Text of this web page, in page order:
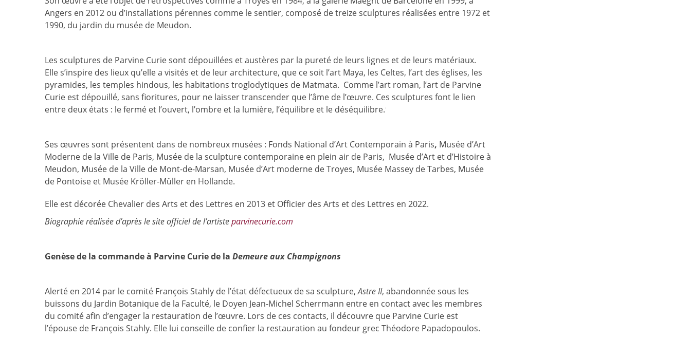
Angers en 2012 ou d’installations pérennes comme le sentier, composé de treize sculptures réalisées entre 1972 et
1990, du jardin du musée de Meudon.
Les sculptures de Parvine Curie sont dépouillées et austères par la pureté de leurs lignes et de leurs matériaux.
Elle s’inspire des lieux qu’elle a visités et de leur architecture, que ce soit l’art Maya, les Celtes, l’art des églises, les
pyramides, les temples hindous, les habitations troglodytiques de Matmata. Comme l’art roman, l’art de Parvine
Curie est dépouillé, sans fioritures, pour ne laisser transcender que l’âme de l’œuvre. Ces sculptures font le lien
entre deux états : le fermé et l’ouvert, l’ombre et la lumière, l’équilibre et le déséquilibre..
Ses œuvres sont présentent dans de nombreux musées : Fonds National d’Art Contemporain à Paris, Musée d’Art
Moderne de la Ville de Paris, Musée de la sculpture contemporaine en plein air de Paris, Musée d’Art et d’Histoire à
Meudon, Musée de la Ville de Mont-de-Marsan, Musée d’Art moderne de Troyes, Musée Massey de Tarbes, Musée
de Pontoise et Musée Kröller-Müller en Hollande.
Elle est décorée Chevalier des Arts et des Lettres en 2013 et Officier des Arts et des Lettres en 2022.
Biographie réalisée d’après le site officiel de l’artisteparvinecurie.com
Genèse de la commande à Parvine Curie de la Demeure aux Champignons
Alerté en 2014 par le comité François Stahly de l’état défectueux de sa sculpture,Astre II, abandonnée sous les
buissons du Jardin Botanique de la Faculté, le Doyen Jean-Michel Scherrmann entre en contact avec les membres
du comité afin d’engager la restauration de l’œuvre. Lors de ces contacts, il découvre que Parvine Curie est
l’épouse de François Stahly. Elle lui conseille de confier la restauration au fondeur grec Théodore Papadopoulos.